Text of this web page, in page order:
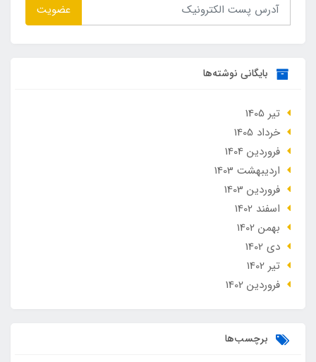
عضویت
بایگانی نوشته‌ها
تير 1405
خرداد 1405
فروردین 1404
ارديبهشت 1403
فروردین 1403
اسفند 1402
بهمن 1402
دی 1402
تير 1402
فروردین 1402
برچسب‌ها